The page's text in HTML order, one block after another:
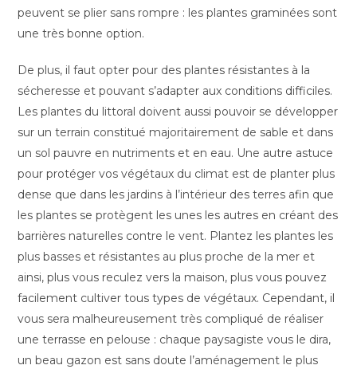
peuvent se plier sans rompre : les plantes graminées sont
une très bonne option.
De plus, il faut opter pour des plantes résistantes à la
sécheresse et pouvant s’adapter aux conditions difficiles.
Les plantes du littoral doivent aussi pouvoir se développer
sur un terrain constitué majoritairement de sable et dans
un sol pauvre en nutriments et en eau. Une autre astuce
pour protéger vos végétaux du climat est de planter plus
dense que dans les jardins à l’intérieur des terres afin que
les plantes se protègent les unes les autres en créant des
barrières naturelles contre le vent. Plantez les plantes les
plus basses et résistantes au plus proche de la mer et
ainsi, plus vous reculez vers la maison, plus vous pouvez
facilement cultiver tous types de végétaux. Cependant, il
vous sera malheureusement très compliqué de réaliser
une terrasse en pelouse : chaque paysagiste vous le dira,
un beau gazon est sans doute l’aménagement le plus